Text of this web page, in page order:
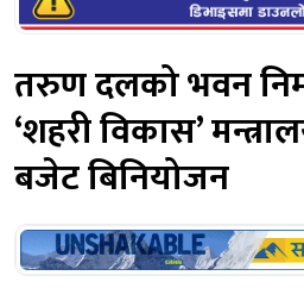
तरुण दलको भवन
‘शहरी विकास’
बजेट बिनियोजन